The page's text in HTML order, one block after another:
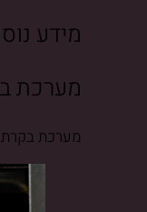
מידע
מערכת
מערכת